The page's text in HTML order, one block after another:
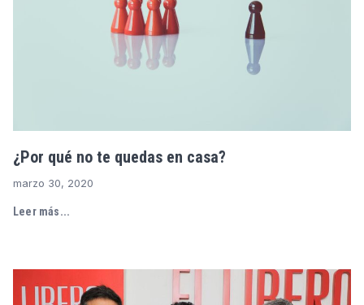
¿Por qué no te quedas en casa?
marzo 30, 2020
Leer más...